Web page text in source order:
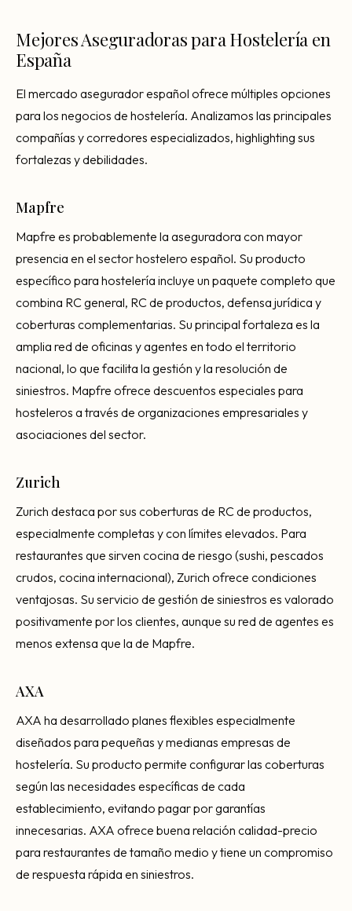
Mejores Aseguradoras para Hostelería en
España
El mercado asegurador español ofrece múltiples opciones
para los negocios de hostelería. Analizamos las principales
compañías y corredores especializados, highlighting sus
fortalezas y debilidades.
Mapfre
Mapfre es probablemente la aseguradora con mayor
presencia en el sector hostelero español. Su producto
específico para hostelería incluye un paquete completo que
combina RC general, RC de productos, defensa jurídica y
coberturas complementarias. Su principal fortaleza es la
amplia red de oficinas y agentes en todo el territorio
nacional, lo que facilita la gestión y la resolución de
siniestros. Mapfre ofrece descuentos especiales para
hosteleros a través de organizaciones empresariales y
asociaciones del sector.
Zurich
Zurich destaca por sus coberturas de RC de productos,
especialmente completas y con límites elevados. Para
restaurantes que sirven cocina de riesgo (sushi, pescados
crudos, cocina internacional), Zurich ofrece condiciones
ventajosas. Su servicio de gestión de siniestros es valorado
positivamente por los clientes, aunque su red de agentes es
menos extensa que la de Mapfre.
AXA
AXA ha desarrollado planes flexibles especialmente
diseñados para pequeñas y medianas empresas de
hostelería. Su producto permite configurar las coberturas
según las necesidades específicas de cada
establecimiento, evitando pagar por garantías
innecesarias. AXA ofrece buena relación calidad-precio
para restaurantes de tamaño medio y tiene un compromiso
de respuesta rápida en siniestros.